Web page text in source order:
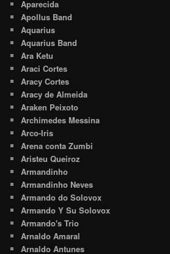
Aparecida
Apollus Band
Aquarius
Aquarius Band
Ara Ketu
Araci Cortes
Aracy Cortes
Aracy de Almeida
Araken Peixoto
Archimedes Messina
Arco-Iris
Arena conta Zumbi
Aristeu Queiroz
Armandinho
Armandinho Neves
Armando do Solovox
Armando Y Su Solovox
Armando's Trio
Arnaldo Amaral
Arnaldo Antunes